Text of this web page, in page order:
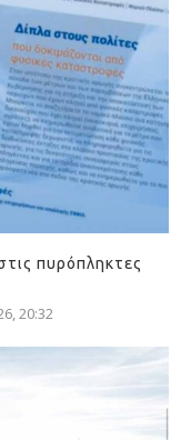
πυρόπληκτες
20:32